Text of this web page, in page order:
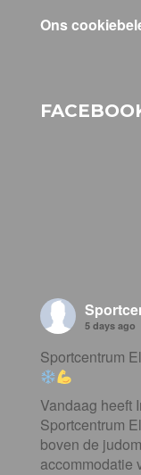
Ons
5 days ago
Sportcentrum
Vandaag heeft
Sportcentrum
boven de
accommodatie